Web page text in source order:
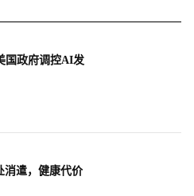
国政府调控AI发
消遣，健康代价